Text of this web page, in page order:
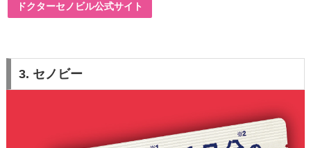
ドクターセノビル公式サイト
3. セノビー